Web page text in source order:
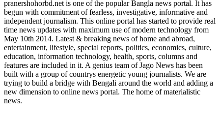
pranershohorbd.net is one of the popular Bangla news portal. It has
begun with commitment of fearless, investigative, informative and
independent journalism. This online portal has started to provide real
time news updates with maximum use of modern technology from
May 10th 2014. Latest & breaking news of home and abroad,
entertainment, lifestyle, special reports, politics, economics, culture,
education, information technology, health, sports, columns and
features are included in it. A genius team of Jago News has been
built with a group of countrys energetic young journalists. We are
trying to build a bridge with Bengali around the world and adding a
new dimension to online news portal. The home of materialistic
news.